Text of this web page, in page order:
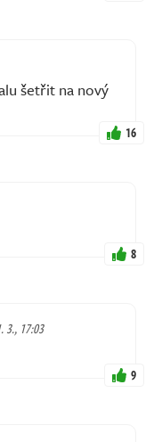
šetřit na nový
16
8
3., 17:03
9